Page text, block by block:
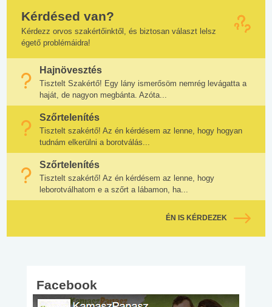
Kérdésed van?
Kérdezz orvos szakértőinktől, és biztosan választ lelsz
égető problémáidra!
Hajnövesztés
Tisztelt Szakértő! Egy lány ismerősöm nemrég levágatta a
haját, de nagyon megbánta. Azóta...
Szőrtelenítés
Tisztelt szakértő! Az én kérdésem az lenne, hogy hogyan
tudnám elkerülni a borotválás...
Szőrtelenítés
Tisztelt szakértő! Az én kérdésem az lenne, hogy
leborotválhatom e a szőrt a lábamon, ha...
ÉN IS KÉRDEZEK
Facebook